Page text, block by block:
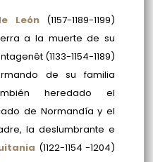
León (1157-1189-1199)
a la muerte de su
(1133-1154-1189)
de su familia
heredado el
de Normandía y el
la deslumbrante e
(1122-1154 -1204)